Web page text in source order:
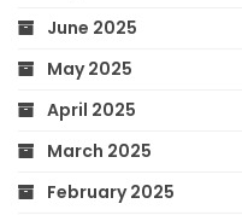
June 2025
May 2025
April 2025
March 2025
February 2025